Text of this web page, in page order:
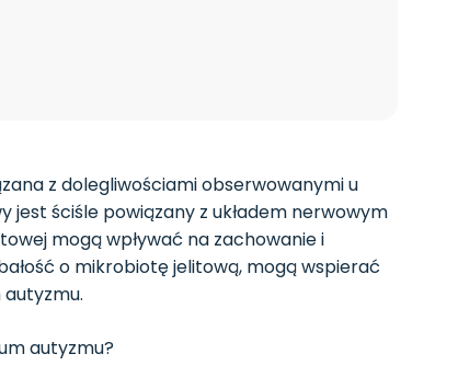
z dolegliwościami obserwowanymi u
jest ściśle powiązany z układem nerwowym
mogą wpływać na zachowanie i
o mikrobiotę jelitową, mogą wspierać
autyzmu?